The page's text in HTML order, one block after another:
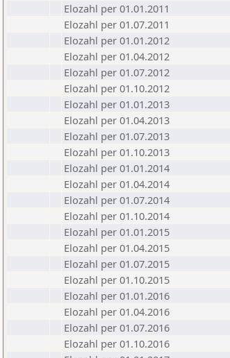
Elozahl per 01.01.2011
Elozahl per 01.07.2011
Elozahl per 01.01.2012
Elozahl per 01.04.2012
Elozahl per 01.07.2012
Elozahl per 01.10.2012
Elozahl per 01.01.2013
Elozahl per 01.04.2013
Elozahl per 01.07.2013
Elozahl per 01.10.2013
Elozahl per 01.01.2014
Elozahl per 01.04.2014
Elozahl per 01.07.2014
Elozahl per 01.10.2014
Elozahl per 01.01.2015
Elozahl per 01.04.2015
Elozahl per 01.07.2015
Elozahl per 01.10.2015
Elozahl per 01.01.2016
Elozahl per 01.04.2016
Elozahl per 01.07.2016
Elozahl per 01.10.2016